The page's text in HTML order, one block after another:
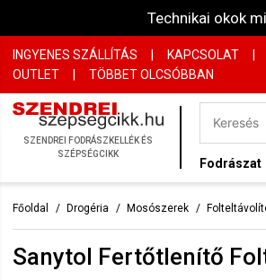
Technikai okok
INGYENES SZÁLLÍTÁS KAPCSOLAT
OUTLET
| TÖBBET OLCSÓBBAN
SZENDREI FODRÁSZKELLÉK ÉS
SZÉPSÉGCIKK
Fodrászat
Főoldal Drogéria Mosószerek
Sanytol Fertőtlenítő